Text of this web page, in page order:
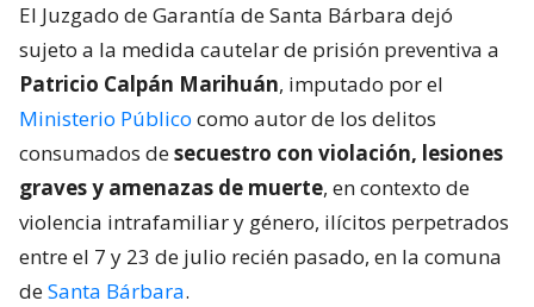
El Juzgado de Garantía de Santa Bárbara dejó
sujeto a la medida cautelar de prisión preventiva a
Patricio Calpán Marihuán, imputado por el
Ministerio Público como autor de los delitos
consumados desecuestro con violación, lesiones
graves y amenazas de muerte, en contexto de
violencia intrafamiliar y género, ilícitos perpetrados
entre el 7 y 23 de julio recién pasado, en la comuna
deSanta Bárbara.